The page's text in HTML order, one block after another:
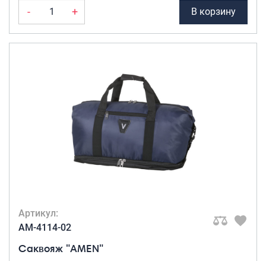
- + В корзину
Артикул:
AM-4114-02
Саквояж "AMEN"